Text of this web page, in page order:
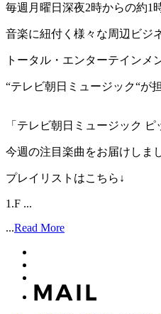
毎週月曜日深夜2時からの約1
音楽に紐付く様々な周辺ビジ
トータル・エンターテインメ
“テレビ朝日ミュージック“が担
「テレビ朝日ミュージック ピ
今週の注目楽曲をお届けしま
プレイリストはこちら↓
1.F ...
...Read More